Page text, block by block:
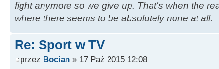
fight anymore so we give up. That's when the
where there seems to be absolutely none at all.
Re: Sport w TV
przez Bocian » 17 Paź 2015 12:08